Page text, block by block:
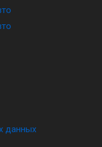
данных